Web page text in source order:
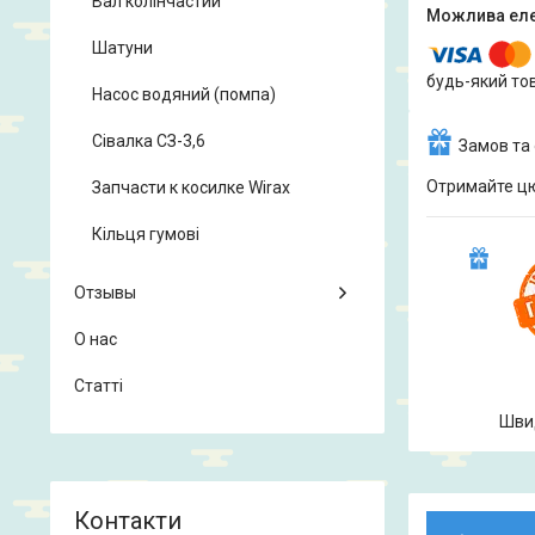
будь-який
Замов та
Отримайте цю
Шатуни
Насос водяний (помпа)
Сівалка СЗ-3,6
Запчасти к косилке Wirax
Кільця гумові
Отзывы
О нас
Статті